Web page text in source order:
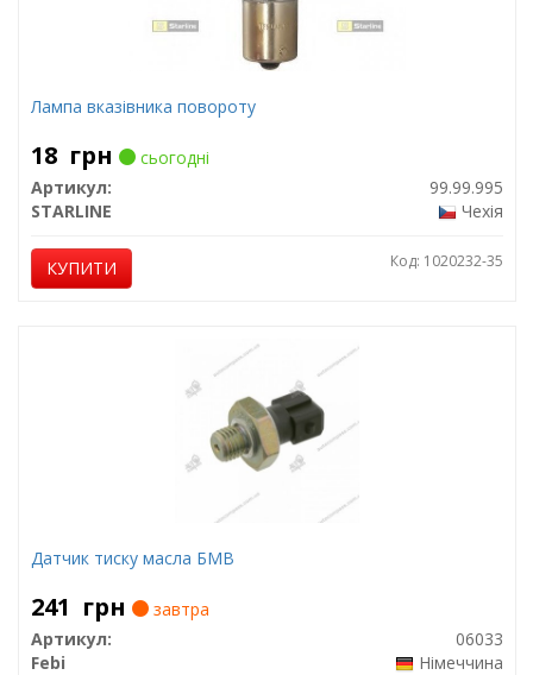
Лампа вказівника повороту
18 грн
сьогодні
Артикул:
99.99.995
STARLINE
Чехія
КУПИТИ Код: 1020232-35
Датчик тиску масла БМВ
241 грн
завтра
Артикул:
06033
Febi
Німеччина